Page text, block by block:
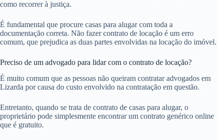
como recorrer à justiça.
É fundamental que procure casas para alugar com toda a
documentação correta. Não fazer contrato de locação é um erro
comum, que prejudica as duas partes envolvidas na locação do imóvel.
Preciso de um advogado para lidar com o contrato de locação?
É muito comum que as pessoas não queiram contratar advogados em
Lizarda por causa do custo envolvido na contratação em questão.
Entretanto, quando se trata de contrato de casas para alugar, o
proprietário pode simplesmente encontrar um contrato genérico online
que é gratuito.